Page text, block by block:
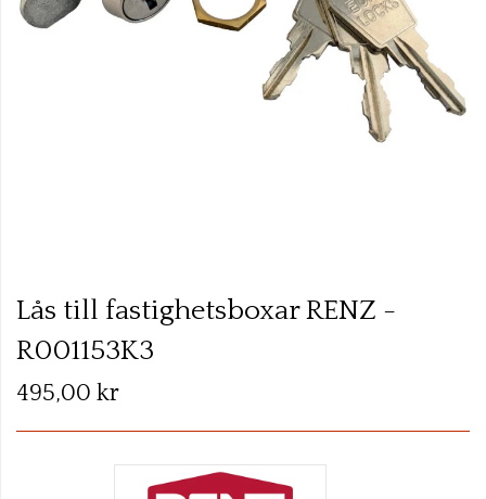
gallery
to
the
beginning
the
images
Lås till fastighetsboxar RENZ -
R001153K3
495,00 kr